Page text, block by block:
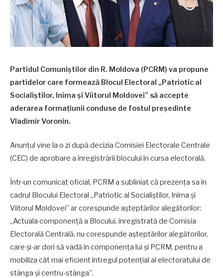
Partidul Comuniștilor din R. Moldova (PCRM) va propune
partidelor care formează Blocul Electoral „Patriotic al
Socialiștilor, Inima și Viitorul Moldovei” să accepte
aderarea formațiunii conduse de fostul președinte
Vladimir Voronin.
Anunțul vine la o zi după decizia Comisiei Electorale Centrale
(CEC) de aprobare a înregistrării blocului în cursa electorală.
Într-un comunicat oficial, PCRM a subliniat că prezența sa în
cadrul Blocului Electoral „Patriotic al Socialiștilor, Inima și
Viitorul Moldovei” ar corespunde așteptărilor alegătorilor:
„Actuala componență a Blocului, înregistrată de Comisia
Electorală Centrală, nu corespunde așteptărilor alegătorilor,
care și-ar dori să vadă în componența lui și PCRM, pentru a
mobiliza cât mai eficient întregul potențial al electoratului de
stânga și centru-stânga”.